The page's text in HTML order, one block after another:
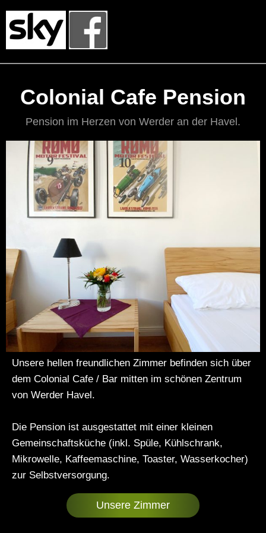
Colonial Cafe Pension
Pension im Herzen von Werder an der Havel.
Unsere hellen freundlichen Zimmer befinden sich über
dem Colonial Cafe / Bar mitten im schönen Zentrum
von Werder Havel.
Die Pension ist ausgestattet mit einer kleinen
Gemeinschaftsküche (inkl. Spüle, Kühlschrank,
Mikrowelle, Kaffeemaschine, Toaster, Wasserkocher)
zur Selbstversorgung.
Unsere Zimmer